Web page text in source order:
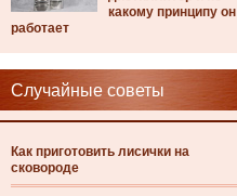
какому принципу он
работает
Случайные советы
Как приготовить лисички на
сковороде